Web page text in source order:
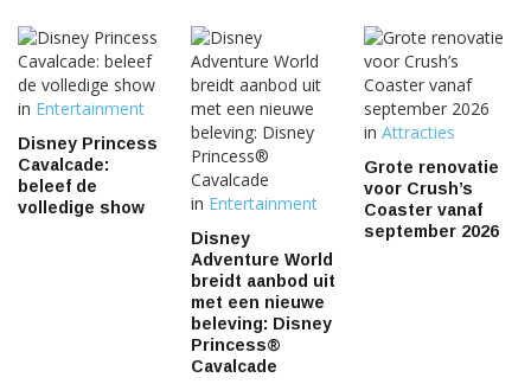
in Entertainment
Disney Princess
Cavalcade:
beleef de
volledige show
in Entertainment
Disney
Adventure World
breidt aanbod uit
met een nieuwe
beleving: Disney
Princess®
Cavalcade
in Attracties
Grote renovatie
voor Crush’s
Coaster vanaf
september 2026